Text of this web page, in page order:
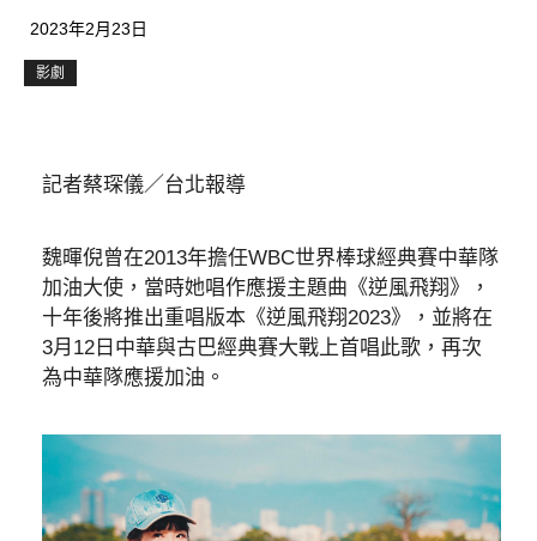
2023年2月23日
影劇
記者蔡琛儀／台北報導
魏暉倪曾在2013年擔任WBC世界棒球經典賽中華隊
加油大使，當時她唱作應援主題曲《逆風飛翔》，
十年後將推出重唱版本《逆風飛翔2023》，並將在
3月12日中華與古巴經典賽大戰上首唱此歌，再次
為中華隊應援加油。